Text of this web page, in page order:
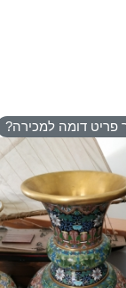
פריט דומה למכירה?